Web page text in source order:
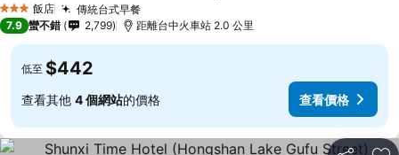
3 星級 飯店 傳統台式早餐查看價格
7.9 蠻不錯 2,799 距離台中火車站 2.0 公里
低至 $442
查看其他 4 個網站的價格 查看價格